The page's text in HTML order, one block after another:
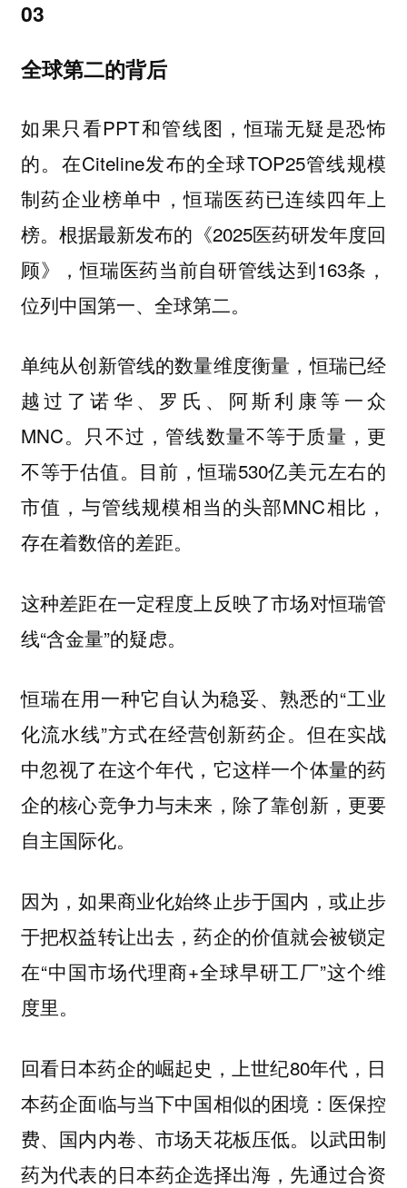
03
全球第二的背后
如果只看PPT和管线图，恒瑞无疑是恐怖
的。在Citeline发布的全球TOP25管线规模
制药企业榜单中，恒瑞医药已连续四年上
榜。根据最新发布的《2025医药研发年度回
顾》，恒瑞医药当前自研管线达到163条，
位列中国第一、全球第二。
单纯从创新管线的数量维度衡量，恒瑞已经
越过了诺华、罗氏、阿斯利康等一众
MNC。只不过，管线数量不等于质量，更
不等于估值。目前，恒瑞530亿美元左右的
市值，与管线规模相当的头部MNC相比，
存在着数倍的差距。
这种差距在一定程度上反映了市场对恒瑞管
线“含金量”的疑虑。
恒瑞在用一种它自认为稳妥、熟悉的“工业
化流水线”方式在经营创新药企。但在实战
中忽视了在这个年代，它这样一个体量的药
企的核心竞争力与未来，除了靠创新，更要
自主国际化。
因为，如果商业化始终止步于国内，或止步
于把权益转让出去，药企的价值就会被锁定
在“中国市场代理商+全球早研工厂”这个维
度里。
回看日本药企的崛起史，上世纪80年代，日
本药企面临与当下中国相似的困境：医保控
费、国内内卷、市场天花板压低。以武田制
药为代表的日本药企选择出海，先通过合资